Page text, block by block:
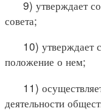
9) утверждает
совета;
10) утверждает
положение о нем;
11) осуществляет
деятельности